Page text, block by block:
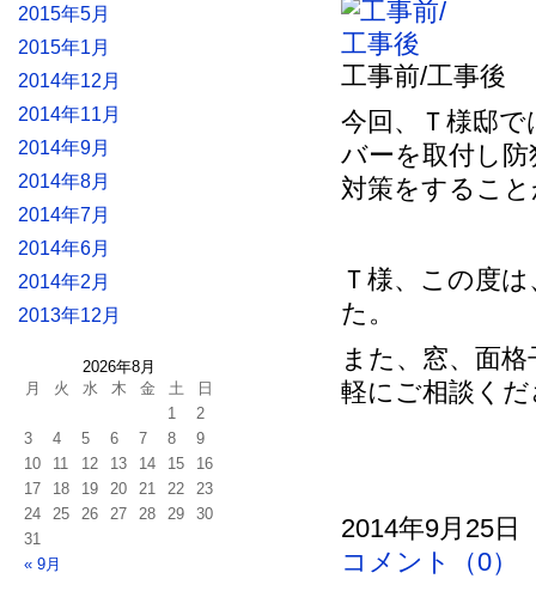
工事前/工事後
今回、Ｔ様邸
バーを取付し
対策をするこ
Ｔ様、この度
た。
また、窓、面
軽にご相談く
2014年9月25
コメント（0）
2015年5月
2015年1月
2014年12月
2014年11月
2014年9月
2014年8月
2014年7月
2014年6月
2014年2月
2013年12月
2026年8月
月
火 水 木 金 土 日
« 9月
1
2
3
4 5 6 7 8
9
10
11 12 13 14 15
16
17
18 19 20 21 22
23
24
25 26 27 28 29
30
31